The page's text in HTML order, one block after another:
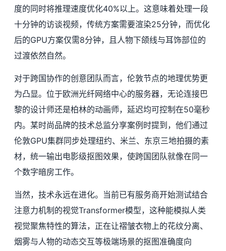
度的同时将推理速度优化40%以上。这意味着处理一段
十分钟的访谈视频，传统方案需要渲染25分钟，而优化
后的GPU方案仅需8分钟，且人物下颌线与耳饰部位的
过渡依然自然。
对于跨国协作的创意团队而言，伦敦节点的地理优势更
为凸显。位于欧洲光纤网络中心的服务器，无论连接巴
黎的设计师还是柏林的动画师，延迟均可控制在50毫秒
内。某时尚品牌的技术总监分享案例时提到，他们通过
伦敦GPU集群同步处理纽约、米兰、东京三地拍摄的素
材，统一输出电影级抠图效果，使跨国团队就像在同一
个数字暗房工作。
当然，技术永远在进化。当前已有服务商开始测试结合
注意力机制的视觉Transformer模型，这种能模拟人类
视觉聚焦特性的算法，正在让褶皱衣物上的花纹分离、
烟雾与人物的动态交互等极端场景的抠图准确度向